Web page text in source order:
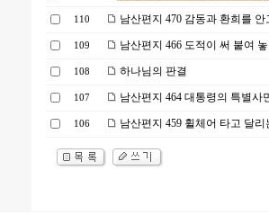
110 남산편지 470 감동과 환희를 안
109 남산편지 466 도적이 써 붙여
108 하나님의 판결
107 남산편지 464 대통령의 특별사
106 남산편지 459 휠체어 타고 달